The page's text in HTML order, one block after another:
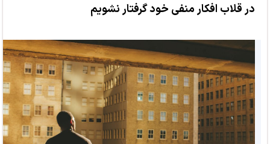
در قلاب افکار منفی خود گرفتار نشویم